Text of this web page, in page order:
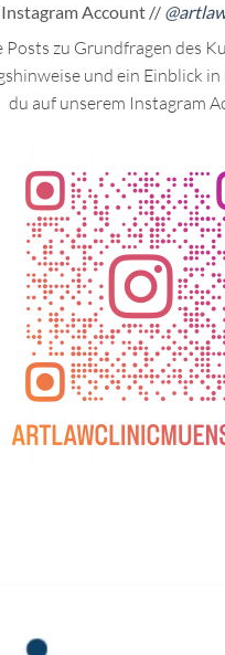
Account //
zu Grundfragen des
und ein Einblick
du auf unserem Instagram